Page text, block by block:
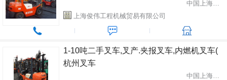
中国上海市闵行区
上海俊伟工程机械贸易有限公司
1-10吨二手叉车,叉产.夹报叉车,内燃机叉车(
杭州叉车
中国上海市闵行区